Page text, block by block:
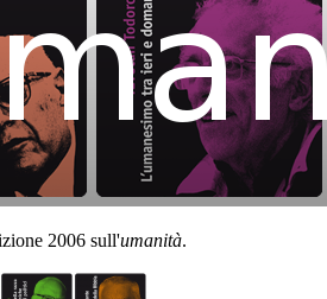
2006 sull'umanità.